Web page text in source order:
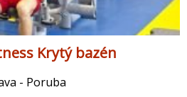
Krytý bazén
- Poruba